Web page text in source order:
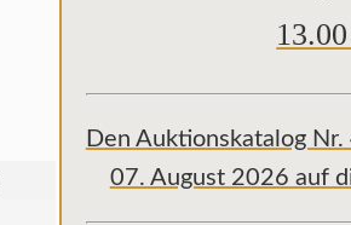
Den Auktionskatalog
07. August 2026 auf